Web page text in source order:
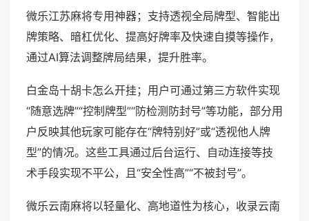
微乐江苏麻将专用神器；支持透视全局牌型、智能出
牌策略、暗杠优化、提高好牌率及快速自摸等操作，
通过AI算法调整牌局结果，提升胜率。
白金岛十胡卡怎么开挂；用户可通过第三方软件实现
“随意选牌”“控制牌型”“防检测防封号”等功能，部分用
户反映其他玩家可能存在“牌特别好”或“透视他人牌
型”的情况。这些工具通过后台运行、自动连接等技
术手段实现不平公，且“安全性高”“不被封号”。
微乐云南麻将以轻量化、高地道性为核心，收录云南